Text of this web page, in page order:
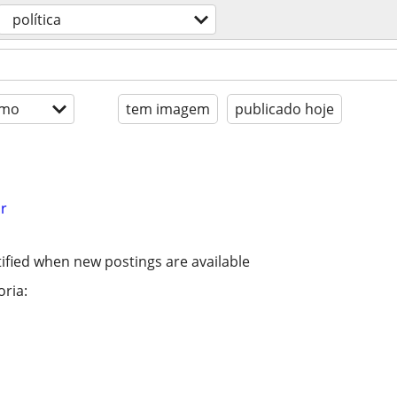
política
tem imagem publicado hoje
when new postings are available